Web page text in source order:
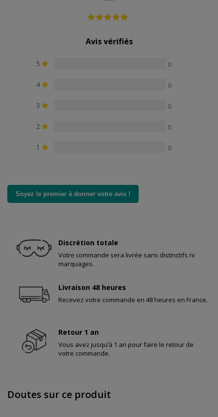
Avis vérifiés
5 0
4 0
3 0
2 0
1 0
Soyez le premier à donner votre avis !
Discrétion totale
Votre commande sera livrée sans distinctifs ni
marquages.
Livraison 48 heures
Recevez votre commande en 48 heures en France.
Retour 1 an
Vous avez jusqu’à 1 an pour faire le retour de
votre commande.
Doutes sur ce produit